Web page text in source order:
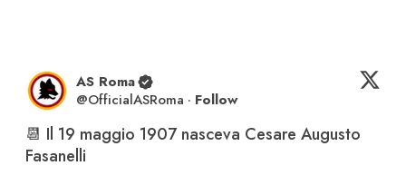
AS Roma
@OfficialASRoma · Follow
📆 Il 19 maggio 1907 nasceva Cesare Augusto
Fasanelli